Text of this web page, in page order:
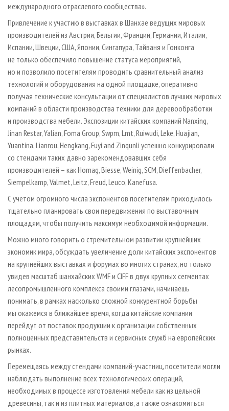
международного отраслевого сообщества».
Привлечение к участию в выставках в Шанхае ведущих мировых
производителей из Австрии, Бельгии, Франции, Германии, Италии,
Испании, Швеции, США, Японии, Сингапура, Тайваня и Гонконга
не только обеспечило повышение статуса мероприятий,
но и позволило посетителям проводить сравнительный анализ
технологий и оборудования на одной площадке, оперативно
получая технические консультации от специалистов лучших мировых
компаний в области производства техники для деревообработки
и производства мебели. Экспозиции китайских компаний Nanxing,
Jinan Restar, Yalian, Foma Group, Swpm, Lmt, Ruiwudi, Leke, Huajian,
Yuantina, Lianrou, Hengkang, Fuyi and Zinqunli успешно конкурировали
со стендами таких давно зарекомендовавших себя
производителей – как Homag, Biesse, Weinig, SCM, Dieffenbacher,
Siempelkamp, Valmet, Leitz, Freud, Leuco, Kanefusa.
С учетом огромного числа экспонентов посетителям приходилось
тщательно планировать свои передвижения по выставочным
площадям, чтобы получить максимум необходимой информации.
Можно много говорить о стремительном развитии крупнейших
экономик мира, обсуждать увеличение доли китайских экспонентов
на крупнейших выставках и форумах во многих странах, но только
увидев масштаб шанхайских WMF и CIFF в двух крупных сегментах
лесопромышленного комплекса своими глазами, начинаешь
понимать, в рамках насколько сложной конкурентной борьбы
мы окажемся в ближайшее время, когда китайские компании
перейдут от поставок продукции к организации собственных
полноценных представительств и сервисных служб на европейских
рынках.
Перемещаясь между стендами компаний-участниц, посетители могли
наблюдать выполнение всех технологических операций,
необходимых в процессе изготовления мебели как из цельной
древесины, так и из плитных материалов, а также ознакомиться